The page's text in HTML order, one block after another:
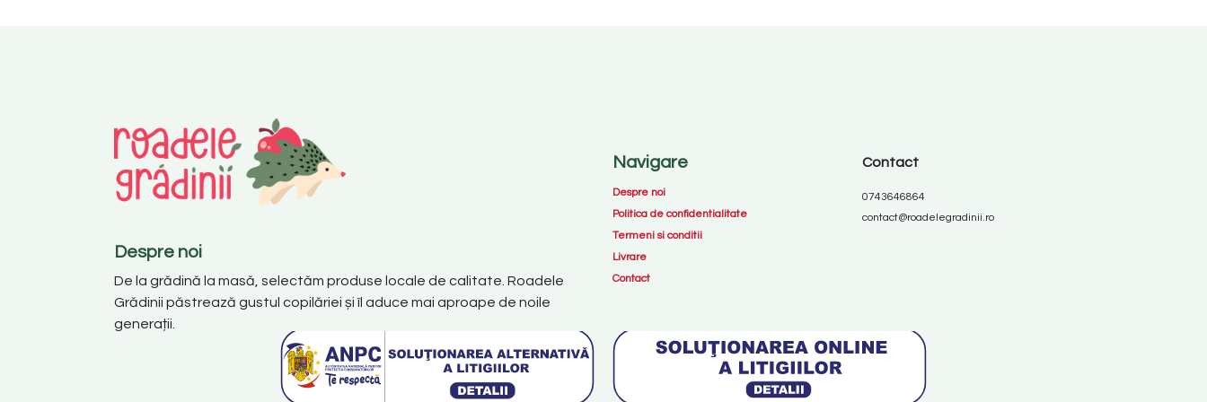
Navigare
Despre noi
Politica de confidentialitate
Termeni si conditii
Livrare
Contact
Contact
0743646864
contact@roadelegradinii.ro
Despre noi
De la grădină la masă, selectăm produse locale de calitate. Roadele
Grădinii păstrează gustul copilăriei și îl aduce mai aproape de noile
generații.